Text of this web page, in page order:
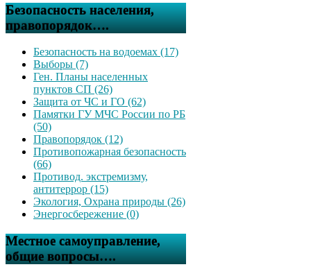
Безопасность населения,
правопорядок….
Безопасность на водоемах (17)
Выборы (7)
Ген. Планы населенных
пунктов СП (26)
Защита от ЧС и ГО (62)
Памятки ГУ МЧС России по РБ
(50)
Правопорядок (12)
Противопожарная безопасность
(66)
Противод. экстремизму,
антитеррор (15)
Экология, Охрана природы (26)
Энергосбережение (0)
Местное самоуправление,
общие вопросы….